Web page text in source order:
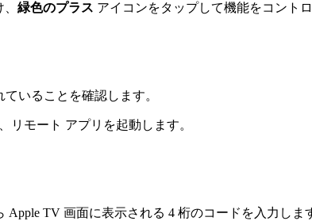
緑色のプラス アイコンをタップして機能をコント
いることを確認します。
リモート アプリを起動します。
TV 画面に表示される 4 桁のコードを入力しま